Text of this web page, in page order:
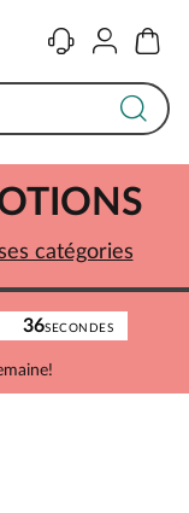
ContactComptePanier
36SECONDES
catégories